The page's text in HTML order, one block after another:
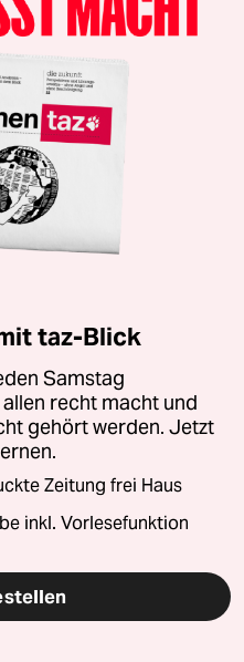
taz-Blick
Samstag
recht macht und
gehört werden. Jetzt
Zeitung frei Haus
inkl. Vorlesefunktion